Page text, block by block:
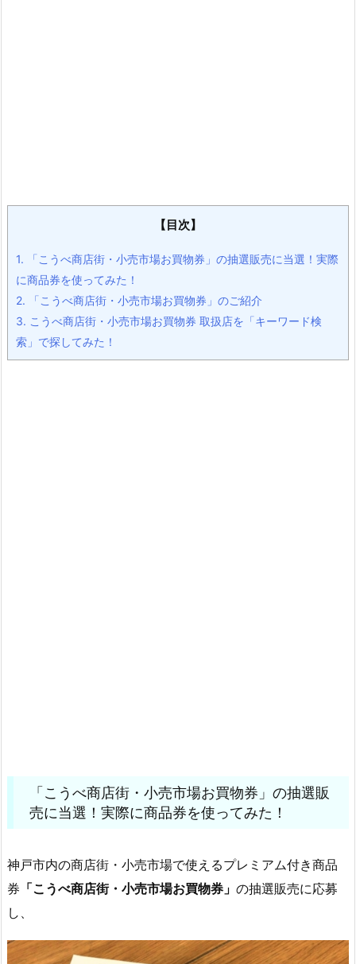
【目次】
1. 「こうべ商店街・小売市場お買物券」の抽選販売に当選！実際
に商品券を使ってみた！
2. 「こうべ商店街・小売市場お買物券」のご紹介
3. こうべ商店街・小売市場お買物券 取扱店を「キーワード検
索」で探してみた！
「こうべ商店街・小売市場お買物券」の抽選販
売に当選！実際に商品券を使ってみた！
神戸市内の商店街・小売市場で使えるプレミアム付き商品
券 「こうべ商店街・小売市場お買物券」 の抽選販売に応募
し、